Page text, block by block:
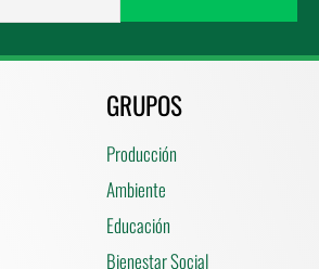
GRUPOS
Producción
Ambiente
Educación
Bienestar Social